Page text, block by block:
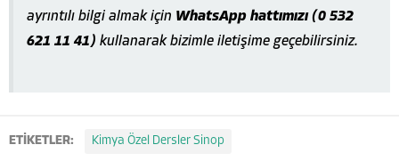
ayrıntılı bilgi almak için WhatsApp hattımızı (0 532
621 11 41) kullanarak bizimle iletişime geçebilirsiniz.
ETİKETLER: Kimya Özel Dersler Sinop